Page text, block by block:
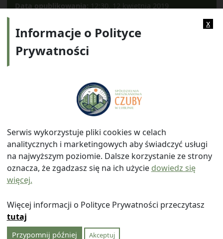
Data opublikowania: 12:30, 12 kwietnia 2019
ul. Watykańska 6, 20-538 Lublin
Telefon: 814641700 E-mail: info@smczuby.pl
© 2026
x
Informacje o Polityce
Prywatności
Serwis wykorzystuje pliki cookies w celach
analitycznych i marketingowych aby świadczyć usługi
na najwyższym poziomie. Dalsze korzystanie ze strony
oznacza, że zgadzasz się na ich użycie dowiedz się
więcej.
Więcej informacji o Polityce Prywatności przeczytasz
tutaj
Przypomnij później Akceptuj